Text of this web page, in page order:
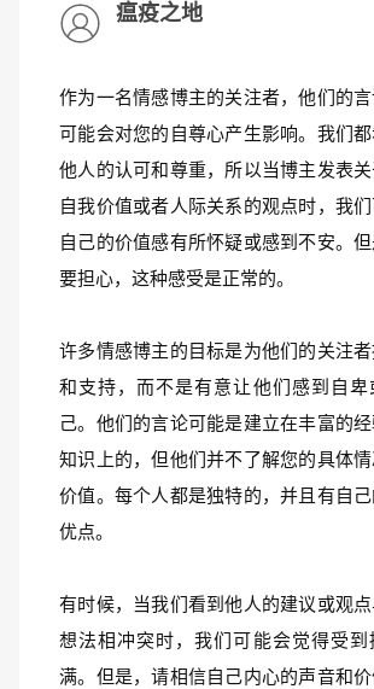
瘟疫之地
作为一名情感博主的关注者，他们的
可能会对您的自尊心产生影响。我们都
他人的认可和尊重，所以当博主发表关
自我价值或者人际关系的观点时，我
自己的价值感有所怀疑或感到不安。
要担心，这种感受是正常的。
许多情感博主的目标是为他们的关注
和支持，而不是有意让他们感到自卑
己。他们的言论可能是建立在丰富的
知识上的，但他们并不了解您的具体
价值。每个人都是独特的，并且有自
优点。
有时候，当我们看到他人的建议或观
想法相冲突时，我们可能会觉得受到
满。但是，请相信自己内心的声音和